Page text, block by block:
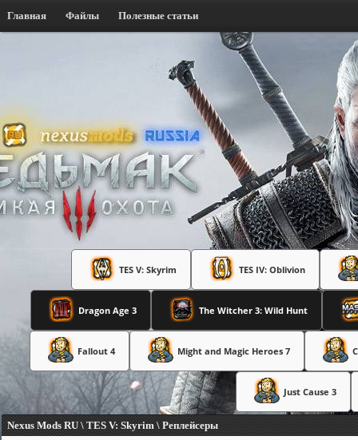
Главная Файлы Полезные статьи
TES V: Skyrim TES IV: Oblivion
Dragon Age 3 The Witcher 3: Wild Hunt
Fallout 4 Might and Magic Heroes 7
Just Cause 3
Nexus Mods RU \ TES V: Skyrim \ Реплейсеры